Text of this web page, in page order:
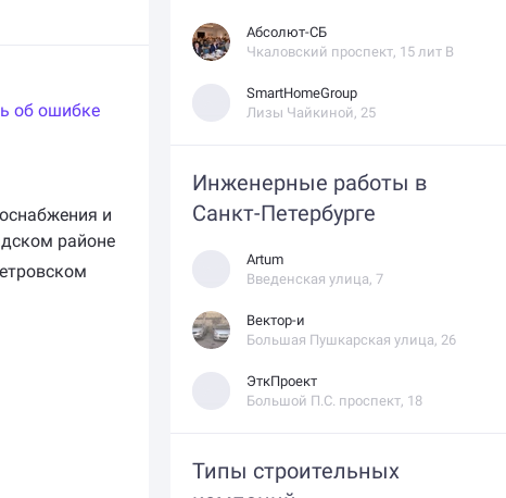
об ошибке
и
районе
Абсолют-СБ
Чкаловский проспект, 15 лит В
SmartHomeGroup
Лизы Чайкиной, 25
Инженерные работы в
Санкт-Петербурге
Artum
Введенская улица, 7
Вектор-и
Большая Пушкарская улица, 26
ЭткПроект
Большой П.С. проспект, 18
Типы строительных